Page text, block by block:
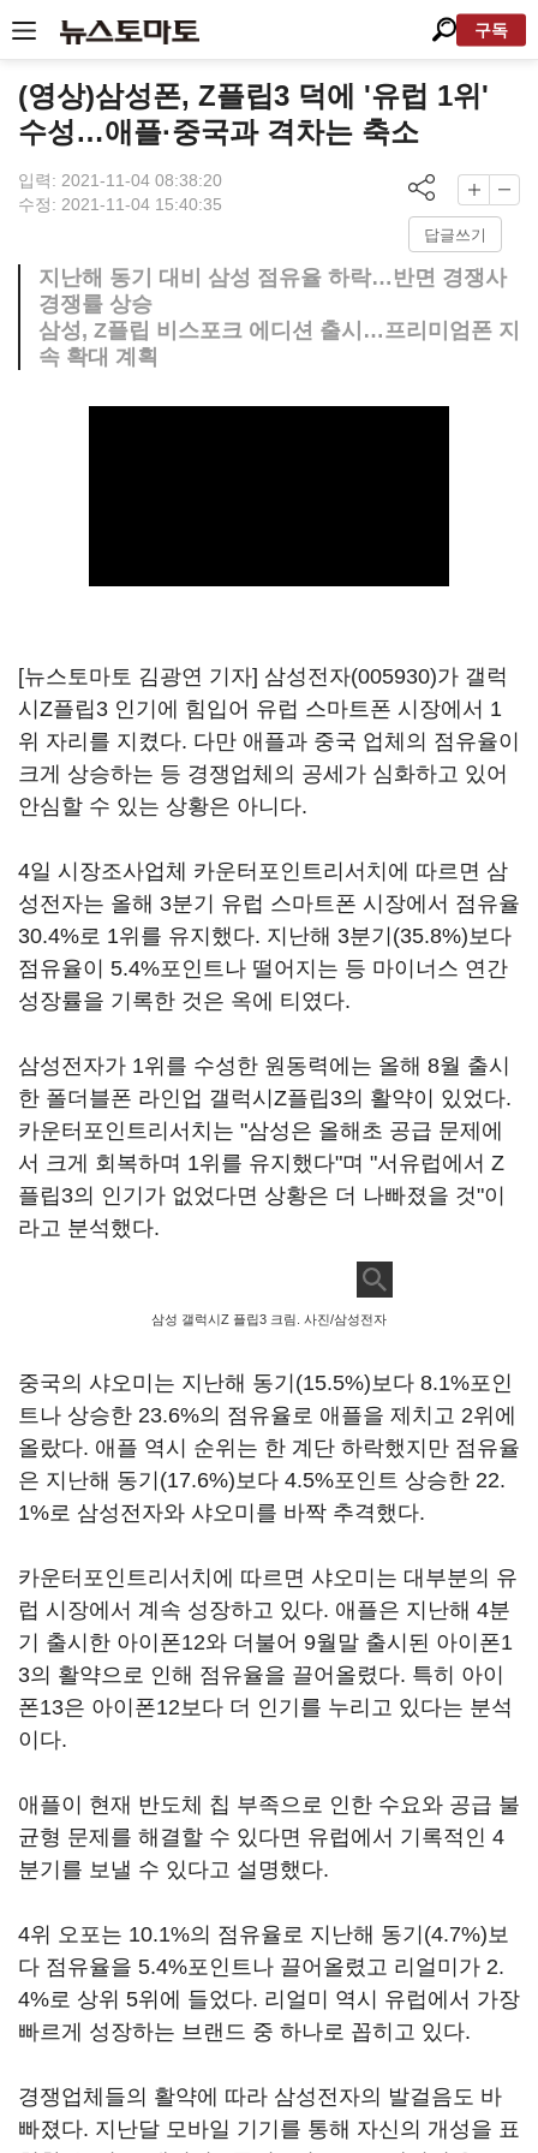
구독
(영상)삼성폰, Z플립3 덕에 '유럽 1위'
수성…애플·중국과 격차는 축소
입력: 2021-11-04 08:38:20
수정: 2021-11-04 15:40:35
답글쓰기
지난해 동기 대비 삼성 점유율 하락…반면 경쟁사
경쟁률 상승
삼성, Z플립 비스포크 에디션 출시…프리미엄폰 지
속 확대 계획
[뉴스토마토 김광연 기자] 삼성전자(005930)가 갤럭
시Z플립3 인기에 힘입어 유럽 스마트폰 시장에서 1
위 자리를 지켰다. 다만 애플과 중국 업체의 점유율이
크게 상승하는 등 경쟁업체의 공세가 심화하고 있어
안심할 수 있는 상황은 아니다.
4일 시장조사업체 카운터포인트리서치에 따르면 삼
성전자는 올해 3분기 유럽 스마트폰 시장에서 점유율
30.4%로 1위를 유지했다. 지난해 3분기(35.8%)보다
점유율이 5.4%포인트나 떨어지는 등 마이너스 연간
성장률을 기록한 것은 옥에 티였다.
삼성전자가 1위를 수성한 원동력에는 올해 8월 출시
한 폴더블폰 라인업 갤럭시Z플립3의 활약이 있었다.
카운터포인트리서치는 "삼성은 올해초 공급 문제에
서 크게 회복하며 1위를 유지했다"며 "서유럽에서 Z
플립3의 인기가 없었다면 상황은 더 나빠졌을 것"이
라고 분석했다.
삼성 갤럭시Z 플립3 크림. 사진/삼성전자
중국의 샤오미는 지난해 동기(15.5%)보다 8.1%포인
트나 상승한 23.6%의 점유율로 애플을 제치고 2위에
올랐다. 애플 역시 순위는 한 계단 하락했지만 점유율
은 지난해 동기(17.6%)보다 4.5%포인트 상승한 22.
1%로 삼성전자와 샤오미를 바짝 추격했다.
카운터포인트리서치에 따르면 샤오미는 대부분의 유
럽 시장에서 계속 성장하고 있다. 애플은 지난해 4분
기 출시한 아이폰12와 더불어 9월말 출시된 아이폰1
3의 활약으로 인해 점유율을 끌어올렸다. 특히 아이
폰13은 아이폰12보다 더 인기를 누리고 있다는 분석
이다.
애플이 현재 반도체 칩 부족으로 인한 수요와 공급 불
균형 문제를 해결할 수 있다면 유럽에서 기록적인 4
분기를 보낼 수 있다고 설명했다.
4위 오포는 10.1%의 점유율로 지난해 동기(4.7%)보
다 점유율을 5.4%포인트나 끌어올렸고 리얼미가 2.
4%로 상위 5위에 들었다. 리얼미 역시 유럽에서 가장
빠르게 성장하는 브랜드 중 하나로 꼽히고 있다.
경쟁업체들의 활약에 따라 삼성전자의 발걸음도 바
빠졌다. 지난달 모바일 기기를 통해 자신의 개성을 표